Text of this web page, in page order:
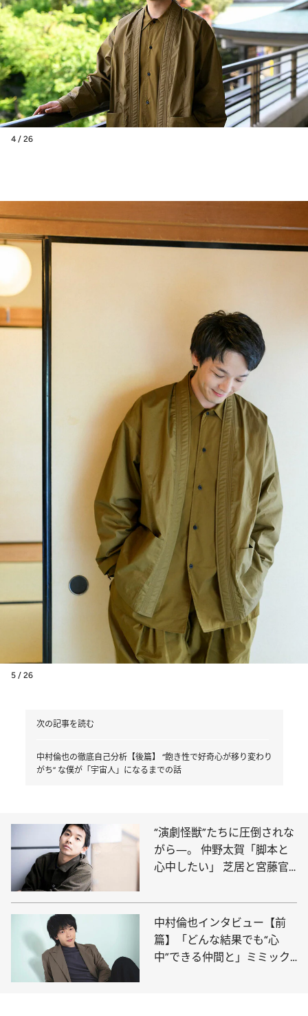
4 / 26
5 / 26
次の記事を読む
中村倫也の徹底自己分析【後篇】 “飽き性で好奇心が移り変わり
がち” な僕が「宇宙人」になるまでの話
“演劇怪獣”たちに圧倒されな
がら―。 仲野太賀「脚本と
心中したい」 芝居と宮藤官
中村倫也インタビュー【前
篇】「どんな結果でも“心
中”できる仲間と」ミミック